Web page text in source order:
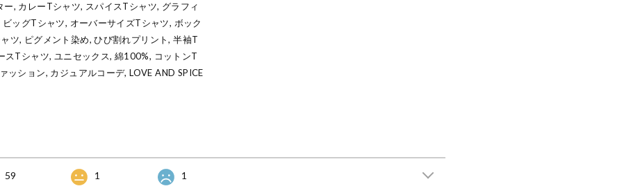
ー, カレーTシャツ, スパイスTシャツ, グラフィ
ッグTシャツ, オーバーサイズTシャツ, ボック
ツ, ピグメント染め, ひび割れプリント, 半袖T
スTシャツ, ユニセックス, 綿100%, コットンT
ッション, カジュアルコーデ, LOVE AND SPICE
59 1 1